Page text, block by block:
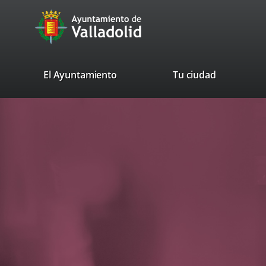
Portal
Web
Ayuntamiento
de
valladolid.es
El Ayuntamiento Tu ciudad